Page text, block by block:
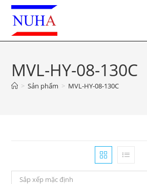
Skip
content
MVL-HY-08-130C
> Sản phẩm > MVL-HY-08-130C
Sắp xếp mặc định